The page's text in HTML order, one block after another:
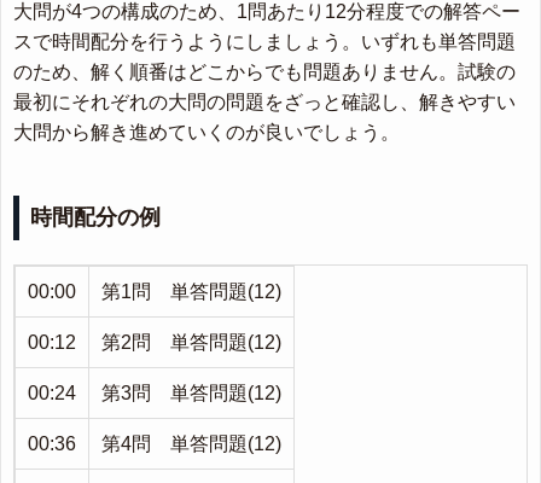
大問が4つの構成のため、1問あたり12分程度での解答ペー
スで時間配分を行うようにしましょう。いずれも単答問題
のため、解く順番はどこからでも問題ありません。試験の
最初にそれぞれの大問の問題をざっと確認し、解きやすい
大問から解き進めていくのが良いでしょう。
時間配分の例
00:00 第1問 単答問題(12)
00:12 第2問 単答問題(12)
00:24 第3問 単答問題(12)
00:36 第4問 単答問題(12)